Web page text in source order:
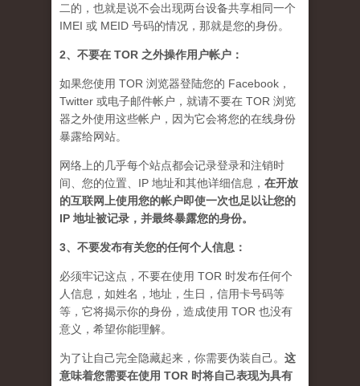
二的，也就是说不会出现两台设备共享相同一个
IMEI 或 MEID 号码的情况，那就是您的身份。
2、不要在 TOR 之外操作用户帐户：
如果您使用 TOR 浏览器登陆您的 Facebook，
Twitter 或电子邮件帐户，就请不要在 TOR 浏览
器之外使用这些帐户，因为它会将您的在线身份
暴露给网站。
网络上的几乎每个站点都会记录登录和注销时
间、您的位置、IP 地址和其他详细信息， 在开放
的互联网上使用您的帐户即使一次也足以让您的
IP 地址被记录，并最终暴露您的身份。
3、不要发布有关您的任何个人信息：
必须牢记这点，不要在使用 TOR 时发布任何个
人信息，如姓名，地址，生日，信用卡号码等
等，它将揭示你的身份，造成使用 TOR 也没有
意义，希望你能理解。
为了让自己完全隐藏起来，你需要伪装自己。 这
意味着您需要在使用 TOR 时将自己表现为具有